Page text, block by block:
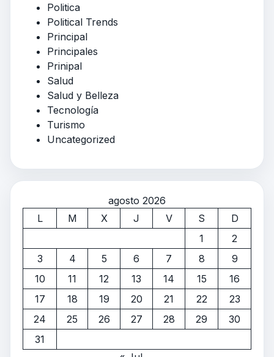
Politica
Political Trends
Principal
Principales
Prinipal
Salud
Salud y Belleza
Tecnología
Turismo
Uncategorized
agosto 2026
L
M X J V S
D
1
2
3
4 5 6 7 8
9
10
11 12 13 14 15
16
17
18 19 20 21 22
23
24
25 26 27 28 29
30
31